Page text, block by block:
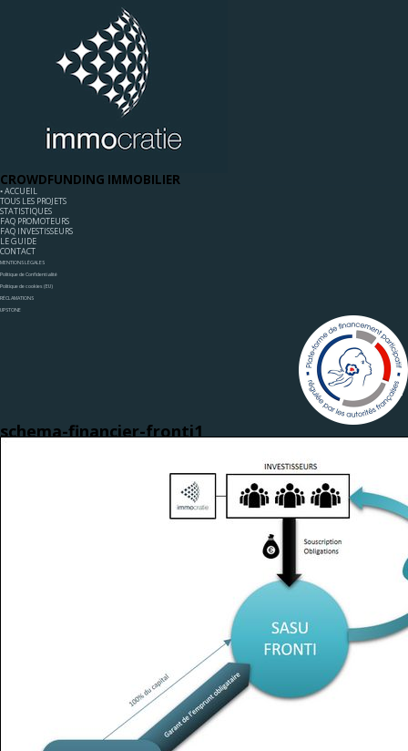
CROWDFUNDING IMMOBILIER
◦ ACCUEIL
TOUS LES PROJETS
STATISTIQUES
FAQ PROMOTEURS
FAQ INVESTISSEURS
LE GUIDE
CONTACT
MENTIONS LÉGALES
Politique de Confidentialité
Politique de cookies (EU)
RÉCLAMATIONS
UPSTONE
schema-financier-fronti1